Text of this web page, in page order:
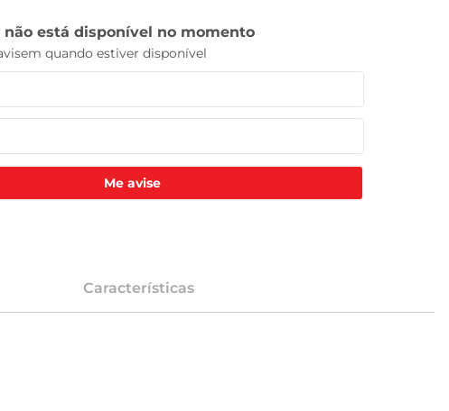
Me avise
Características